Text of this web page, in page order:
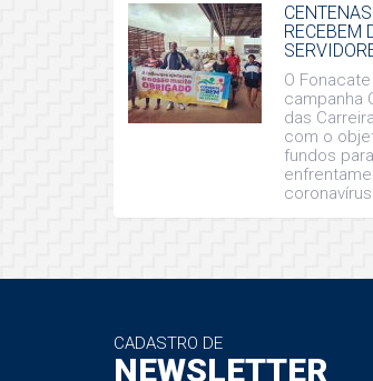
RECEBEM
O
campanha
das
com o
fundos
coronavírus
CADASTRO DE
NEWSLETTER